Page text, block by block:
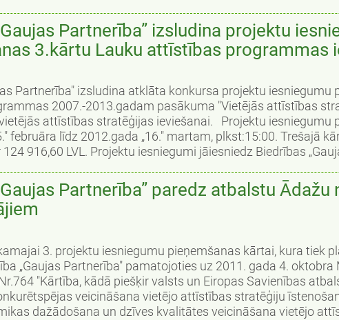
Partnerība” izsludina projektu
3.kārtu Lauku attīstības programmas
Partnerība" izsludina atklāta konkursa projektu iesniegumu
2007.-2013.gadam pasākuma "Vietējās attīstības
attīstības stratēģijas ieviešanai. Projektu iesniegumu
februāra līdz 2012.gada „16." martam, plkst:15:00. Trešajā
916,60 LVL. Projektu iesniegumi jāiesniedz Biedrības
Partnerība” paredz atbalstu Ādažu
3. projektu iesniegumu pieņemšanas kārtai, kura tiek
„Gaujas Partnerība" pamatojoties uz 2011. gada 4.
"Kārtība, kādā piešķir valsts un Eiropas Savienības
veicināšana vietējo attīstības stratēģiju
dažādošana un dzīves kvalitātes veicināšana vietējo